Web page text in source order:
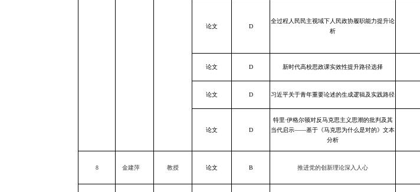
论文 D
全过程人民民主视域下人民政协履职能力提升论
析
论文 D 新时代高校思政课实效性提升路径选择
论文 D 习近平关于青年重要论述的生成逻辑及实践路径
论文 D
特里·伊格尔顿对反马克思主义思潮的批判及其
当代启示——基于《马克思为什么是对的》文本
分析
8 金建萍 教授 论文 B 推进党的创新理论深入人心